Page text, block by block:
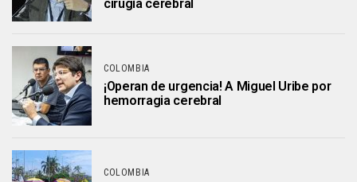
cirugía cerebral
COLOMBIA
¡Operan de urgencia! A Miguel Uribe por
hemorragia cerebral
COLOMBIA